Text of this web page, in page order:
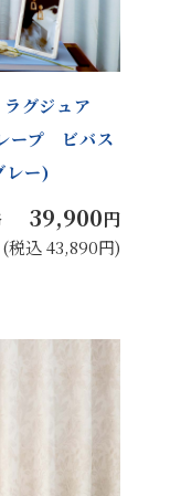
ラグジュア
ープ ビバス
レー)
39,900円
(税込 43,890円)